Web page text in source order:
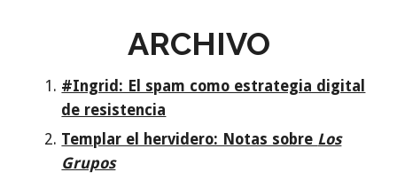
ARCHIVO
#Ingrid: El spam como estrategia digital
de resistencia
Templar el hervidero: Notas sobre Los
Grupos